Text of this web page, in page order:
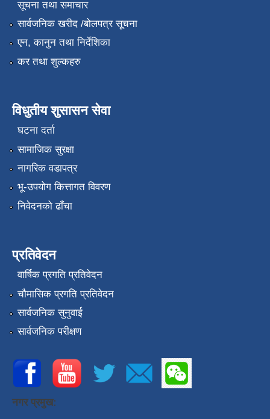
सूचना तथा समाचार
सार्वजनिक खरीद /बोलपत्र सूचना
एन, कानुन तथा निर्देशिका
कर तथा शुल्कहरु
विधुतीय शुसासन सेवा
घटना दर्ता
सामाजिक सुरक्षा
नागरिक वडापत्र
भू-उपयोग कित्तागत विवरण
निवेदनको ढाँचा
प्रतिवेदन
वार्षिक प्रगति प्रतिवेदन
चौमासिक प्रगति प्रतिवेदन
सार्वजनिक सुनुवाई
सार्वजनिक परीक्षण
नगर प्रमुख: